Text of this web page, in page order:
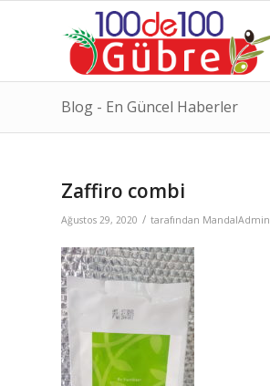
Blog - En Güncel Haberler
Zaffiro combi
Ağustos 29, 2020 / tarafından MandalAdmin